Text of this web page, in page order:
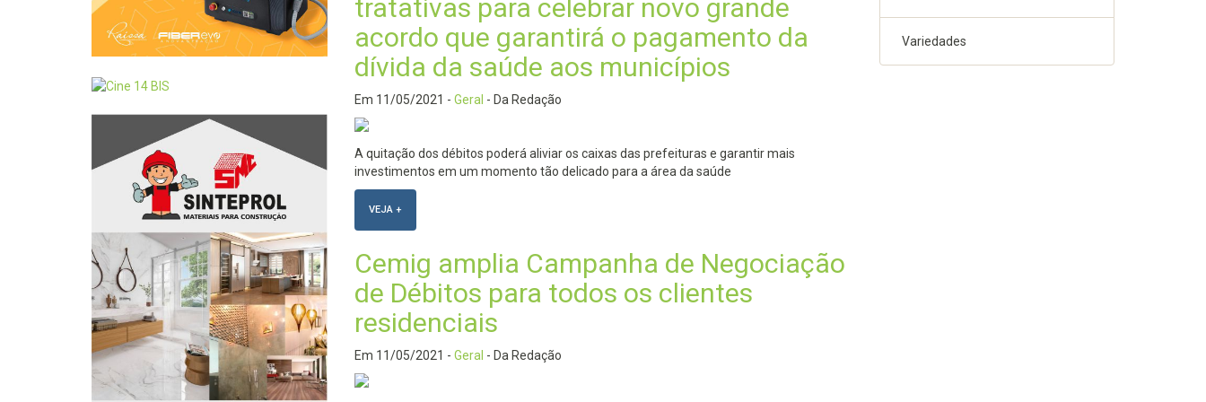
tratativas para celebrar novo grande
acordo que garantirá o pagamento da
dívida da saúde aos municípios
Em 11/05/2021 - Geral - Da Redação
A quitação dos débitos poderá aliviar os caixas das prefeituras e garantir mais
investimentos em um momento tão delicado para a área da saúde
VEJA +
Cemig amplia Campanha de Negociação
de Débitos para todos os clientes
residenciais
Em 11/05/2021 - Geral - Da Redação
Variedades